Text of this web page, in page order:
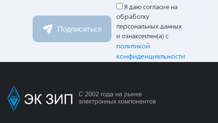
Подписаться
Я даю согласие на
обработку
персональных данных
и ознакомлен(а) с
политикой
конфиденциальности